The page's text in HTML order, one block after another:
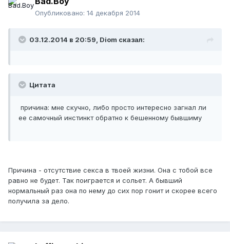
Опубликовано: 14 декабря 2014
03.12.2014 в 20:59, Diom сказал:
Цитата
причина: мне скучно, либо просто интересно загнал ли
ее самочный инстинкт обратно к бешенному бывшиму
Причина - отсутствие секса в твоей жизни. Она с тобой все
равно не будет. Так поиграется и сольет. А бывший
нормальный раз она по нему до сих пор гонит и скорее всего
получила за дело.